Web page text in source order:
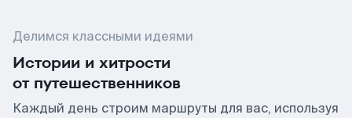
Делимся классными идеями
Истории и хитрости
от путешественников
Каждый день строим маршруты для вас, используя